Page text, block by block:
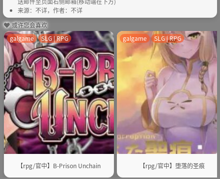
来源：不详，作者：不详
或许您会喜欢
【rpg/官中】B-Prison Unchain
galgame SLG | RPG
【rpg/官中】堕落的圣痕
galgame SLG | RPG